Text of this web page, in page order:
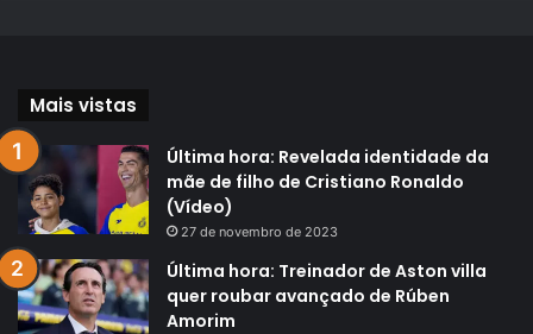
Mais vistas
Última hora: Revelada identidade da
mãe de filho de Cristiano Ronaldo
(Vídeo)
27 de novembro de 2023
Última hora: Treinador de Aston villa
quer roubar avançado de Rúben
Amorim